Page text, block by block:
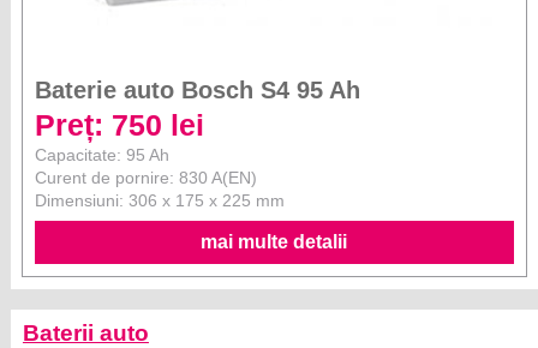
Baterie auto Bosch S4 95 Ah
Preț: 750 lei
Capacitate: 95 Ah
Curent de pornire: 830 A(EN)
Dimensiuni: 306 x 175 x 225 mm
mai multe detalii
Baterii auto